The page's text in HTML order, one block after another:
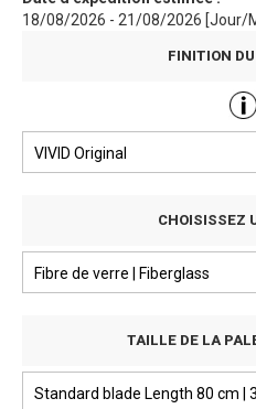
18/08/2026 - 21/08/2026 [Jour/
FINITION
CHOISISSEZ
TAILLE DE LA